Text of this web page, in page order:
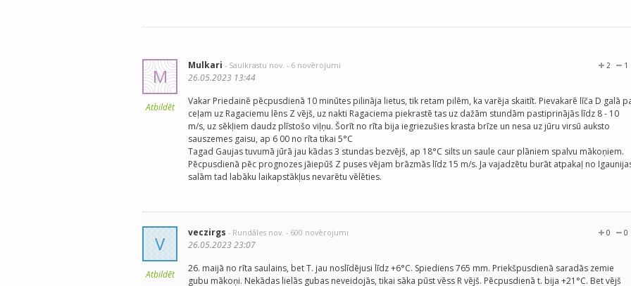
M
Atbildēt
Mulkari - Saulkrastu nov. - 6 novērojumi 1
2
26.05.2023 13:44
Vakar Priedainē pēcpusdienā 10 minūtes pilināja lietus, tik retam pilēm, ka varēja skaitīt. Pievakarē līča D galā
ceļam uz Ragaciemu lēns Z vējš, uz nakti Ragaciema piekrastē tas uz dažām stundām pastiprinājās līdz 8 - 10
m/s, uz sēkļiem daudz plīstošo viļņu. Šorīt no rīta bija iegriezušies krasta brīze un nesa uz jūru virsū auksto
sauszemes gaisu, ap 6 00 no rīta tikai 5°C
Tagad Gaujas tuvumā jūrā jau kādas 3 stundas bezvējš, ap 18°C silts un saule caur plāniem spalvu mākoņiem.
Pēcpusdienā pēc prognozes jāiepūš Z puses vējam brāzmās līdz 15 m/s. Ja vajadzētu burāt atpakaļ no
salām tad labāku laikapstākļus nevarētu vēlēties.
V
Atbildēt
veczirgs - Rundāles nov. - 600 novērojumi 0
0
26.05.2023 23:07
26. maijā no rīta saulains, bet T. jau noslīdējusi līdz +6°C. Spiediens 765 mm. Priekšpusdienā saradās zemie
gubu mākoņi. Nekādas lielās gubas neveidojās, tikai sāka pūst vēss R vējš. Pēcpusdienā t. bija +21°C. Bet vējš